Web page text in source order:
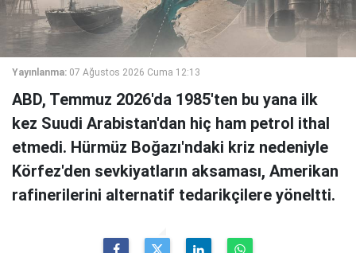
Yayınlanma: 07 Ağustos 2026 Cuma 12:13
ABD, Temmuz 2026'da 1985'ten bu yana ilk
kez Suudi Arabistan'dan hiç ham petrol ithal
etmedi. Hürmüz Boğazı'ndaki kriz nedeniyle
Körfez'den sevkiyatların aksaması, Amerikan
rafinerilerini alternatif tedarikçilere yöneltti.